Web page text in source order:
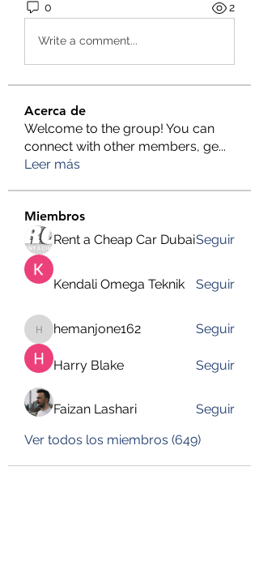
0 2
Write a comment...
Acerca de
Welcome to the group! You can
connect with other members, ge...
Leer más
Miembros
Rent a Cheap Car DubaiSeguir
Kendali Omega Teknik Seguir
hemanjone162
hemanjone162 Seguir
Harry Blake Seguir
Faizan Lashari
Seguir
Ver todos los miembros (649)